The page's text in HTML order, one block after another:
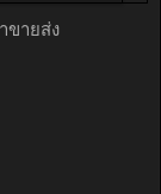
ขายส่ง